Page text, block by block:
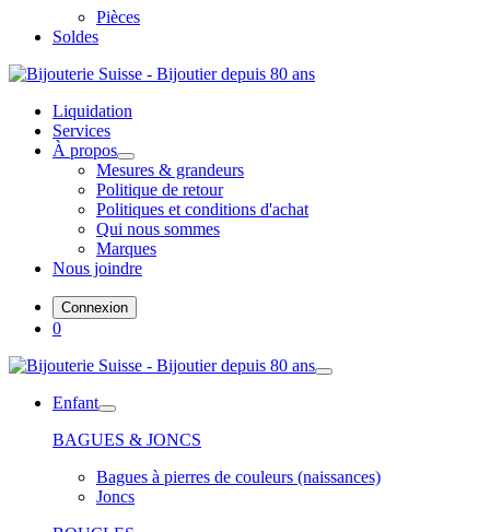
Pièces
Soldes
Liquidation
Services
À propos
Mesures & grandeurs
Politique de retour
Politiques et conditions d'achat
Qui nous sommes
Marques
Nous joindre
Connexion
0
Enfant
BAGUES & JONCS
Bagues à pierres de couleurs (naissances)
Joncs